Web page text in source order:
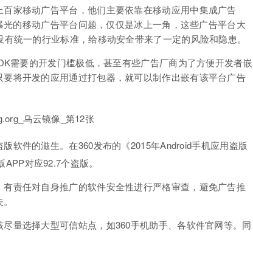
家移动广告平台，他们主要依靠在移动应用中集成广告
的移动广告平台问题，仅仅是冰上一角，这些广告平台大
统一的行业标准，给移动安全带来了一定的风险和隐患。
需要的开发门槛极低，甚至有些广告厂商为了方便开发者嵌
将开发的应用通过打包器，就可以制作出嵌有该平台广告
软件的滋生。在360发布的《2015年Android手机应用盗版
对应92.7个盗版。
责任对自身推广的软件安全性进行严格审查，避免广告推
量选择大型可信站点，如360手机助手、各软件官网等。同